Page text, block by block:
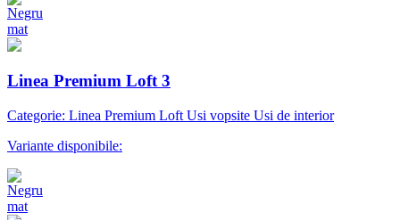
Linea Premium Loft 3
Categorie: Linea Premium Loft Usi vopsite Usi de interior
Variante disponibile: